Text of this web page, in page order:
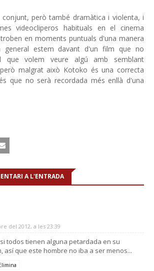
conjunt, però també dramàtica i violenta, i
videocliperos habituals en el cinema
en moments puntuals d'una manera
general estem davant d'un film que no
volem veure algú amb semblant
malgrat això Kotoko és una correcta
que no serà recordada més enllà d'una
A L'ENTRADA
del 2012, a les 23:39
todos tienen alguna petardada en su
así que este hombre no iba a ser menos...